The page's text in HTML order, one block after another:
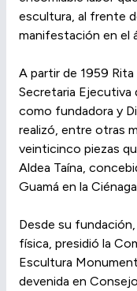
escultura, al frente
manifestación en el
A partir de 1959
Secretaria Ejecutiva
como fundadora y
realizó, entre otras
veinticinco piezas
Aldea Taína,
Guamá en la
Desde su
física, presidió la
Escultura
devenida en